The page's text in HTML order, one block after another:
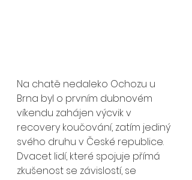
Na chatě nedaleko Ochozu u
Brna byl o prvním dubnovém
víkendu zahájen výcvik v
recovery koučování, zatím jediný
svého druhu v České republice.
Dvacet lidí, které spojuje přímá
zkušenost se závislostí, se